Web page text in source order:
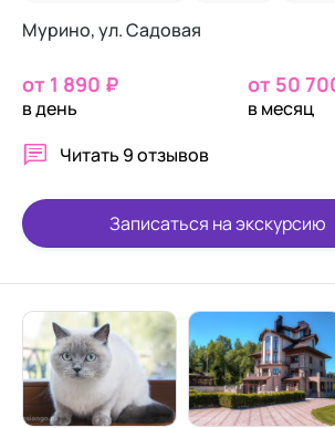
Мурино, ул. Садовая
от 1 890 ₽
в день
от 50
в месяц
Читать 9 отзывов
Записаться на экскурсию